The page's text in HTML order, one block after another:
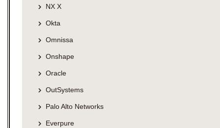
NX X
Okta
Omnissa
Onshape
Oracle
OutSystems
Palo Alto Networks
Everpure